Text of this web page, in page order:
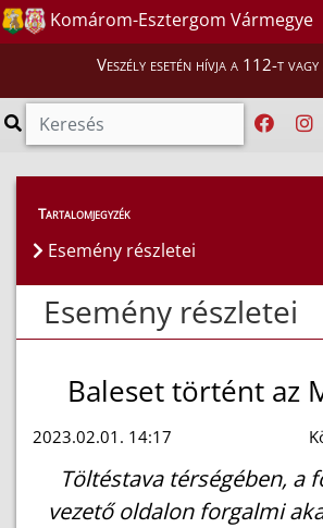
Komárom-Esztergom Vármegye
Veszély esetén hívja a 112-t
Esemény részletei
Tartalomjegyzék
Esemény részletei
Esemény részletei
Baleset történt az
2023.02.01. 14:17
Töltéstava térségében, a
vezető oldalon forgalmi